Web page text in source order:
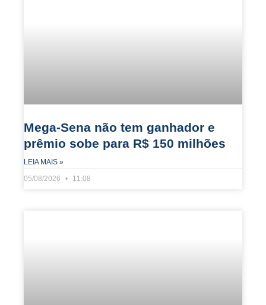
Mega-Sena não tem ganhador e
prêmio sobe para R$ 150 milhões
LEIA MAIS »
05/08/2026
11:08